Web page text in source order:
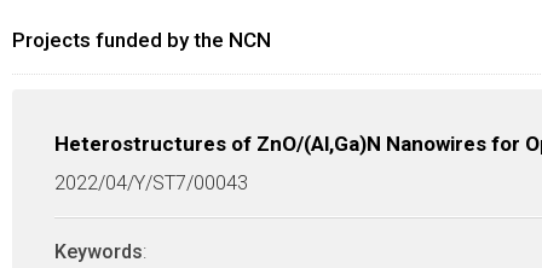
Projects funded by the NCN
Heterostructures of ZnO/(Al,Ga)N Nanowires for
2022/04/Y/ST7/00043
Keywords: